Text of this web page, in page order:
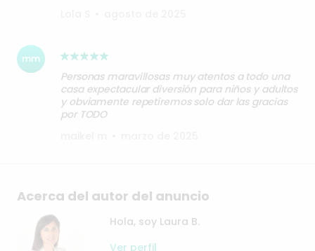
mm
Personas maravillosas muy atentos a todo una
casa expectacular diversión para niños y adultos
y obviamente repetiremos solo dar las gracias
por TODO
Acerca del autor del anuncio
Hola, soy Laura B.
Ver perfil